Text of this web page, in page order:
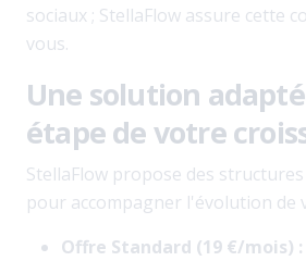
sociaux ; StellaFlow assure cette
vous.
Une solution
étape de votre
StellaFlow propose des
pour accompagner l'évolution de
Offre Standard (19 €/mois) :